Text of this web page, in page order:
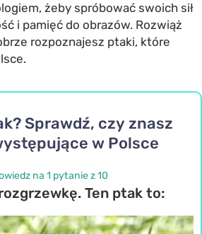
żeby spróbować swoich sił
i pamięć do obrazów. Rozwiąż
rozpoznajesz ptaki, które
Sprawdź, czy znasz
w Polsce
na 1 pytanie z 10
Ten ptak to: